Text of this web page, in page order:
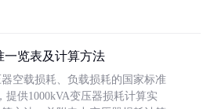
一览表及计算方法
空载损耗、负载损耗的国家标准
提供1000kVA变压器损耗计算实